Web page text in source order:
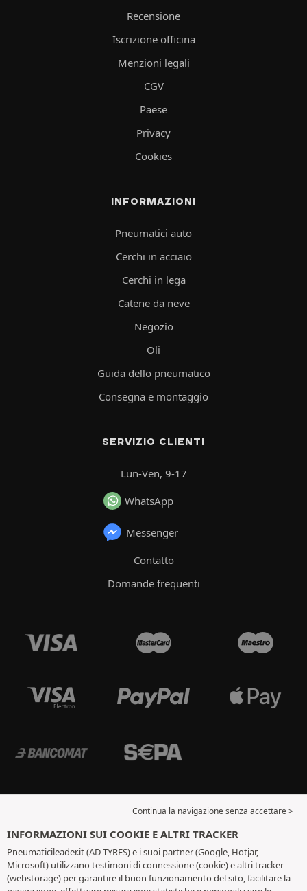
Recensione
Iscrizione officina
Menzioni legali
CGV
Paese
Privacy
Cookies
INFORMAZIONI
Pneumatici auto
Cerchi in acciaio
Cerchi in lega
Catene da neve
Negozio
Oli
Guida dello pneumatico
Consegna e montaggio
SERVIZIO CLIENTI
Lun-Ven, 9-17
WhatsApp
Messenger
Contatto
Domande frequenti
Continua la navigazione senza accettare >
INFORMAZIONI SUI COOKIE E ALTRI TRACKER
Pneumaticileader.it (AD TYRES) e i suoi partner (Google, Hotjar,
Microsoft) utilizzano testimoni di connessione (cookie) e altri tracker
(webstorage) per garantire il buon funzionamento del sito, facilitare la